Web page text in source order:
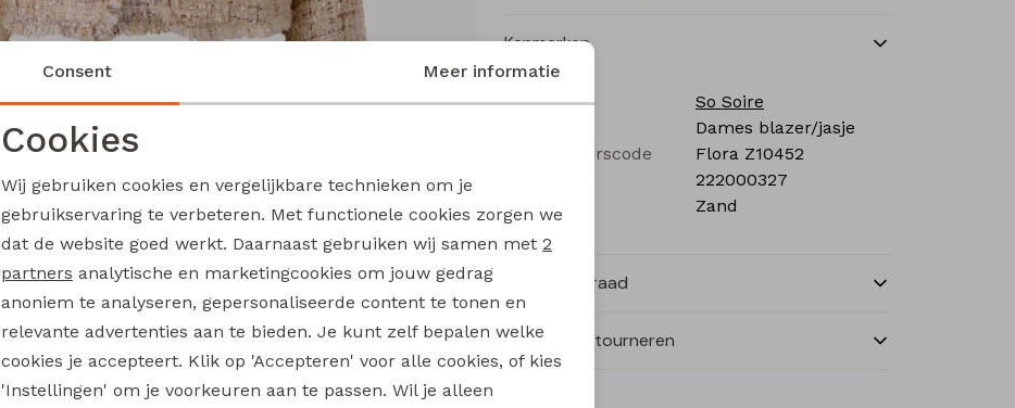
Kenmerken
Merk
So Soire
Dames blazer/jasje
Leverancierscode
Flora Z10452
222000327
Kleur
Zand
Winkelvoorraad
Ruilen en retourneren
Sale
Noodzakelijke cookies
Analytische cookies Marketing cookies
Consent Meer informatie
Cookies
Wij gebruiken cookies en vergelijkbare technieken om je
gebruikservaring te verbeteren. Met functionele cookies zorgen we
dat de website goed werkt. Daarnaast gebruiken wij samen met 2
partners analytische en marketingcookies om jouw gedrag
anoniem te analyseren, gepersonaliseerde content te tonen en
relevante advertenties aan te bieden. Je kunt zelf bepalen welke
cookies je accepteert. Klik op 'Accepteren' voor alle cookies, of kies
'Instellingen' om je voorkeuren aan te passen. Wil je alleen